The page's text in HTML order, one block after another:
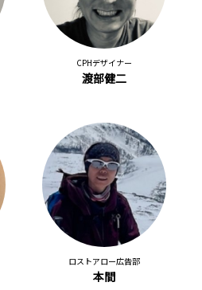
CPHデザイナー
渡部健二
ロストアロー広告部
本間